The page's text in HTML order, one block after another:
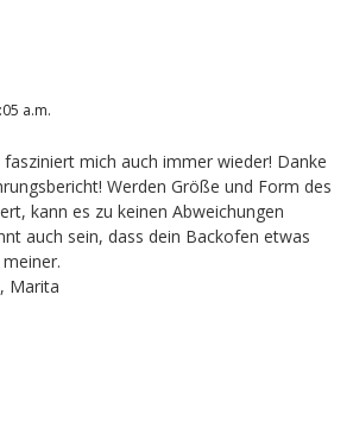
a.m.
fasziniert mich auch immer wieder! Danke
Werden Größe und Form des
kann es zu keinen Abweichungen
auch sein, dass dein Backofen etwas
Marita